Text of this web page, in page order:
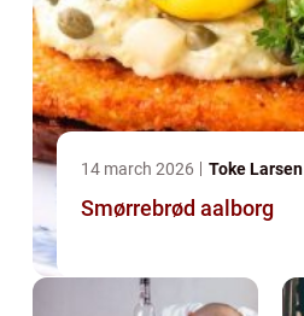
14 march 2026 Toke Larsen
Smørrebrød aalborg